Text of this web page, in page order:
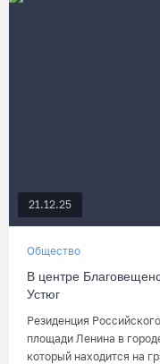
21.12.25
Общество
В центре
Устюг
Резиденция
площади Ленина в
который находится на